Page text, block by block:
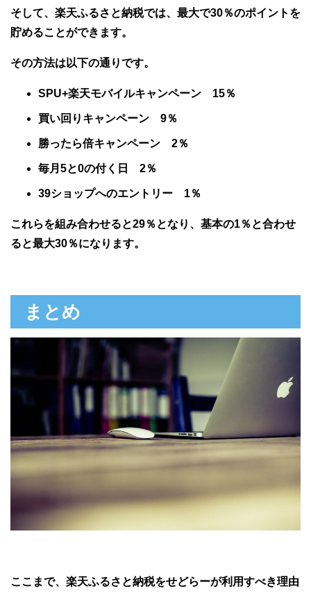
そして、楽天ふるさと納税では、最大で30％のポイントを
貯めることができます。
その方法は以下の通りです。
SPU+楽天モバイルキャンペーン 15％
買い回りキャンペーン 9％
勝ったら倍キャンペーン 2％
毎月5と0の付く日 2％
39ショップへのエントリー 1％
これらを組み合わせると29％となり、基本の1％と合わせ
ると最大30％になります。
まとめ
ここまで、楽天ふるさと納税をせどらーが利用すべき理由